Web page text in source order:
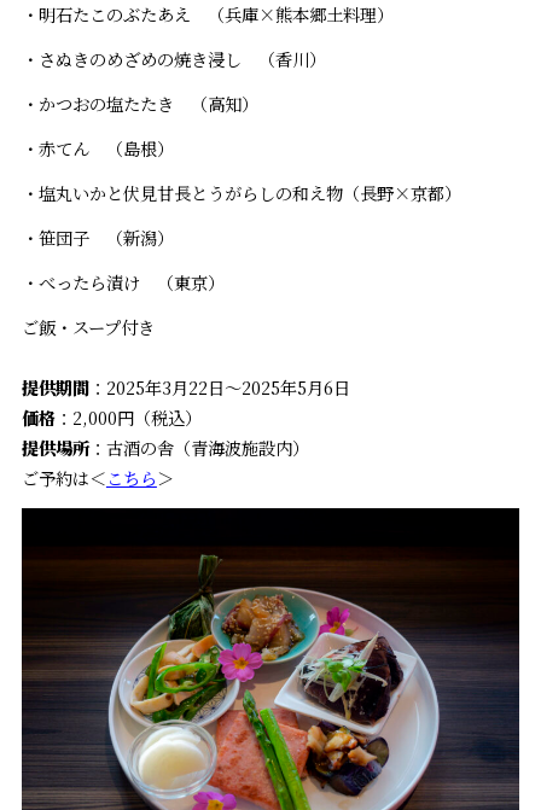
・明石たこのぶたあえ （兵庫×熊本郷土料理）
・さぬきのめざめの焼き浸し （香川）
・かつおの塩たたき （高知）
・赤てん （島根）
・塩丸いかと伏見甘長とうがらしの和え物（長野×京都）
・笹団子 （新潟）
・べったら漬け （東京）
ご飯・スープ付き
提供期間：2025年3月22日～2025年5月6日
価格：2,000円（税込）
提供場所：古酒の舎（青海波施設内）
ご予約は＜ こちら＞